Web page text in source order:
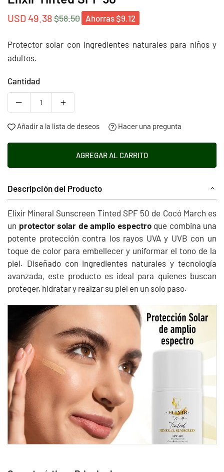
Precio
USD 49.38$58.50 Ahorras$9.12
Protector solar con ingredientes naturales para niños y
adultos.
Cantidad
Añadir a la lista de deseos Hacer una pregunta
AGREGAR AL CARRITO
Descripción del Producto
Elixir Mineral Sunscreen Tinted SPF 50 de Cocó March es
un protector solar de amplio espectroque combina una
potente protección contra los rayos UVA y UVB con un
toque de color para embellecer y uniformar el tono de la
piel. Diseñado con ingredientes naturales y tecnología
avanzada, este producto es ideal para quienes buscan
proteger, hidratar y realzar su piel en un solo paso.